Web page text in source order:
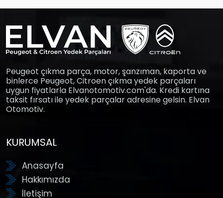
Peugeot çıkma parça, motor, şanzıman, kaporta ve
binlerce Peugeot, Citroen çıkma yedek parçaları
uygun fiyatlarla Elvanotomotiv.com'da. Kredi kartına
taksit fırsatı ile yedek parçalar adresine gelsin. Elvan
Otomotiv.
KURUMSAL
Anasayfa
Hakkımızda
İletişim